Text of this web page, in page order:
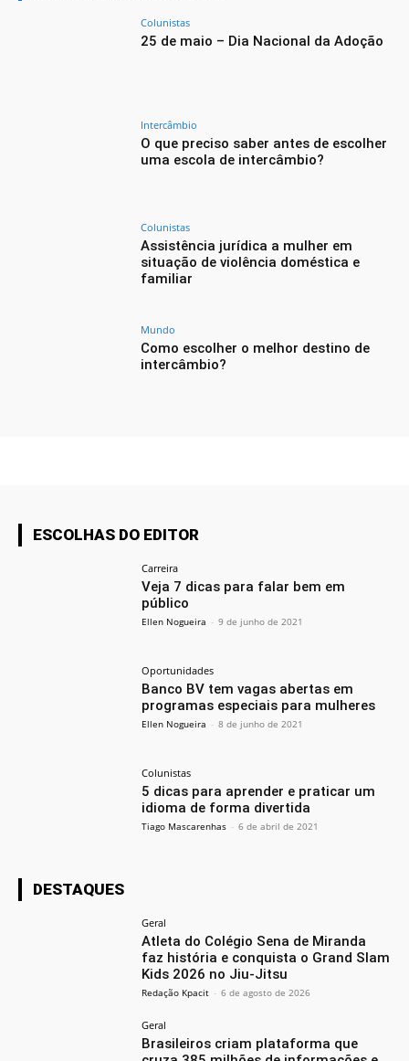
Colunistas
25 de maio – Dia Nacional da Adoção
Intercâmbio
O que preciso saber antes de escolher
uma escola de intercâmbio?
Colunistas
Assistência jurídica a mulher em
situação de violência doméstica e
familiar
Mundo
Como escolher o melhor destino de
intercâmbio?
ESCOLHAS DO EDITOR
Carreira
Veja 7 dicas para falar bem em
público
Ellen Nogueira - 9 de junho de 2021
Oportunidades
Banco BV tem vagas abertas em
programas especiais para mulheres
Ellen Nogueira - 8 de junho de 2021
Colunistas
5 dicas para aprender e praticar um
idioma de forma divertida
Tiago Mascarenhas - 6 de abril de 2021
DESTAQUES
Geral
Atleta do Colégio Sena de Miranda
faz história e conquista o Grand Slam
Kids 2026 no Jiu-Jitsu
Redação Kpacit - 6 de agosto de 2026
Geral
Brasileiros criam plataforma que